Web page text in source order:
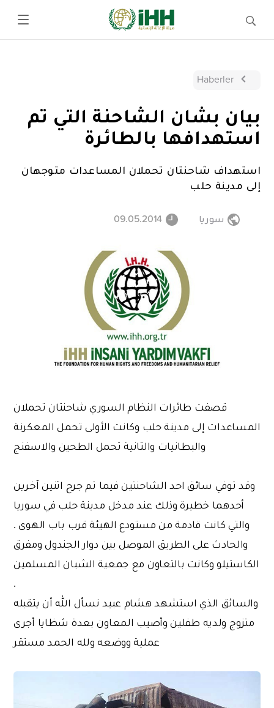
Haberler
بيان بشان الشاحنة التي تم
استهدافها بالطائرة
استهداف شاحنتان تحملان المساعدات متوجهان
إلى مدينة حلب
سوريا 09.05.2014
قصفت طائرات النظام السوري شاحنتان تحملان
المساعدات إلى مدينة حلب وكانت الأولى تحمل المعكرنة
والبطانيات والثانية تحمل الطحين والاسفنج
وقد توفي سائق احد الشاحنتين فيما تم جرح اثنين آخرين
أحدهما خطيرة وذلك عند مدخل ‫مدينة ‏حلب‬ ‫في ‏سوريا‬
والتي كانت قادمة من مستودع الهيئة قرب باب الهوى .
والحادث على الطريق الموصل بين دوار الجندول ومفرق
الكاستيلو وكانت بالتعاون مع جمعية الشبان المسلمين
.
والسائق الذي استشهد هشام عبيد نسأل الله أن يتقبله
متزوج ولديه طفلين وأصيب المعاون بعدة شظايا أجرى
عملية ووضعه ولله الحمد مستقر